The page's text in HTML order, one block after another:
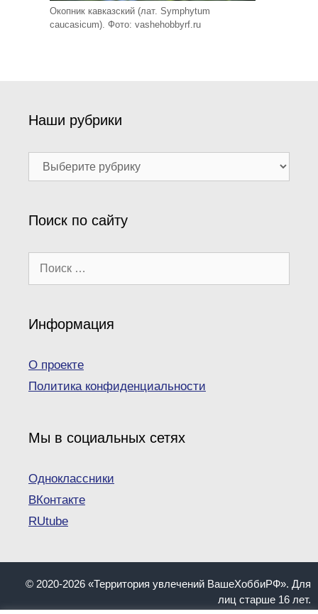
Окопник кавказский (лат. Symphytum
caucasicum). Фото: vashehobbyrf.ru
Наши рубрики
Наши
рубрики
Поиск по сайту
Информация
О проекте
Политика конфиденциальности
Мы в социальных сетях
Одноклассники
ВКонтакте
RUtube
© 2020-2026 «Территория увлечений ВашеХоббиРФ». Для
лиц старше 16 лет.